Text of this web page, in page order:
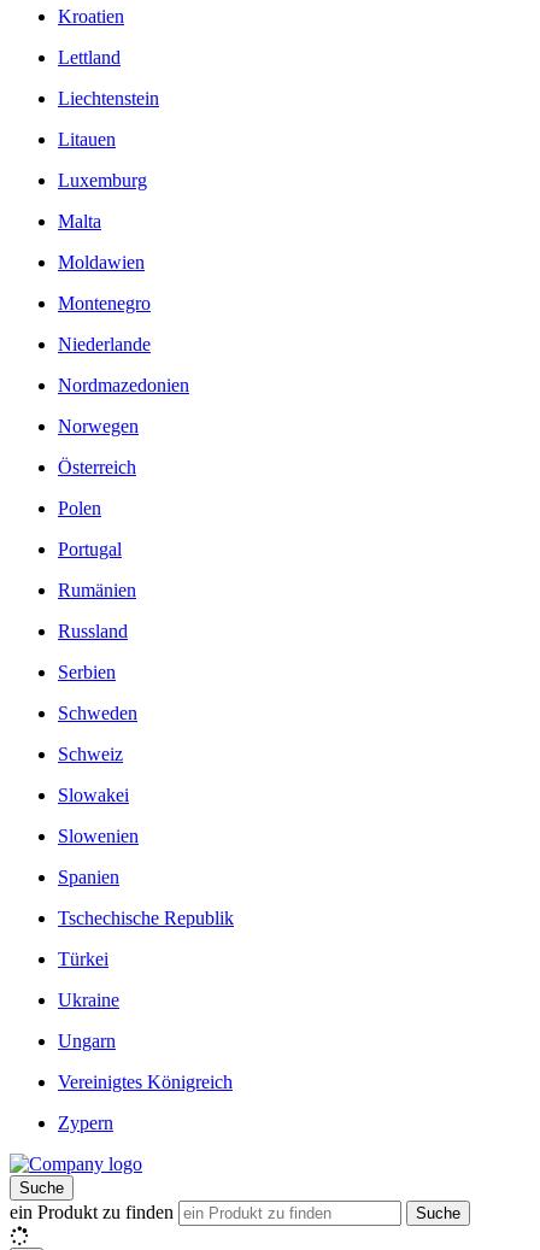
Kroatien
Lettland
Liechtenstein
Litauen
Luxemburg
Malta
Moldawien
Montenegro
Niederlande
Nordmazedonien
Norwegen
Österreich
Polen
Portugal
Rumänien
Russland
Serbien
Schweden
Schweiz
Slowakei
Slowenien
Spanien
Tschechische Republik
Türkei
Ukraine
Ungarn
Vereinigtes Königreich
Zypern
Suche
ein Produkt zu finden Suche